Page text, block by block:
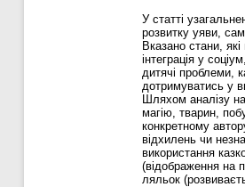
У статті
розвитку уяви,
Вказано стани, які
інтеграція у
дитячі проблеми,
дотримуватись у
Шляхом аналізу
магію, тварин,
конкретному
відхилень чи
використання
(відображення на
ляльок